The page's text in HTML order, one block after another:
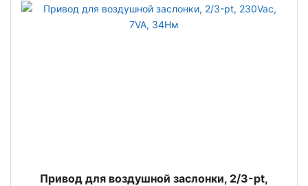
Привод для воздушной заслонки, 2/3-pt,